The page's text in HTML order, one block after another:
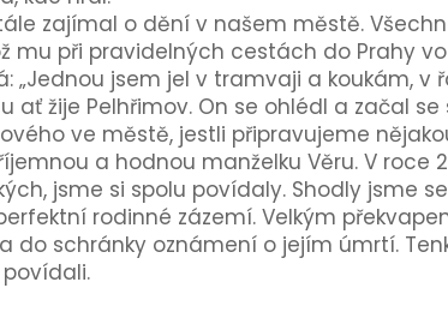
zajímal o dění v našem městě.
mu při pravidelných cestách do Prahy
„Jednou jsem jel v tramvaji a koukám, v
ať žije Pelhřimov. On se ohlédl a začal
ve městě, jestli připravujeme
a hodnou manželku Věru. V
jsme si spolu povídaly. Shodly jsme
rodinné zázemí. Velkým
do schránky oznámení o jejím úmrtí.